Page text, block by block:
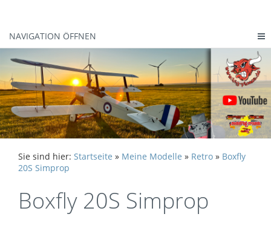
NAVIGATION ÖFFNEN
Sie sind hier: Startseite » Meine Modelle » Retro » Boxfly
20S Simprop
Boxfly 20S Simprop